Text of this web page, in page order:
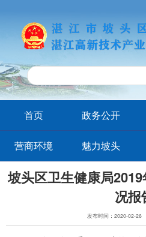
首页 政务公开
营商环境 魅力坡头
坡头区卫生健康局
况报
发布时间：2020-02-26